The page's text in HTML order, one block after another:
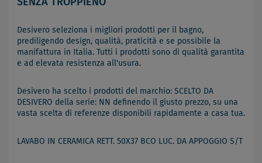
Desivero seleziona i migliori prodotti per il bagno,
prediligendo design, qualità, praticità e se possibile la
manifattura in Italia. Tutti i prodotti sono di qualità garantita
e ad elevata resistenza all'usura.
Desivero ha scelto i prodotti del marchio: SCELTO DA
DESIVERO della serie: NN definendo il giusto prezzo, su una
vasta scelta di referenze disponibili rapidamente a casa tua.
LAVABO IN CERAMICA RETT. 50X37 BCO LUC. DA APPOGGIO S/T